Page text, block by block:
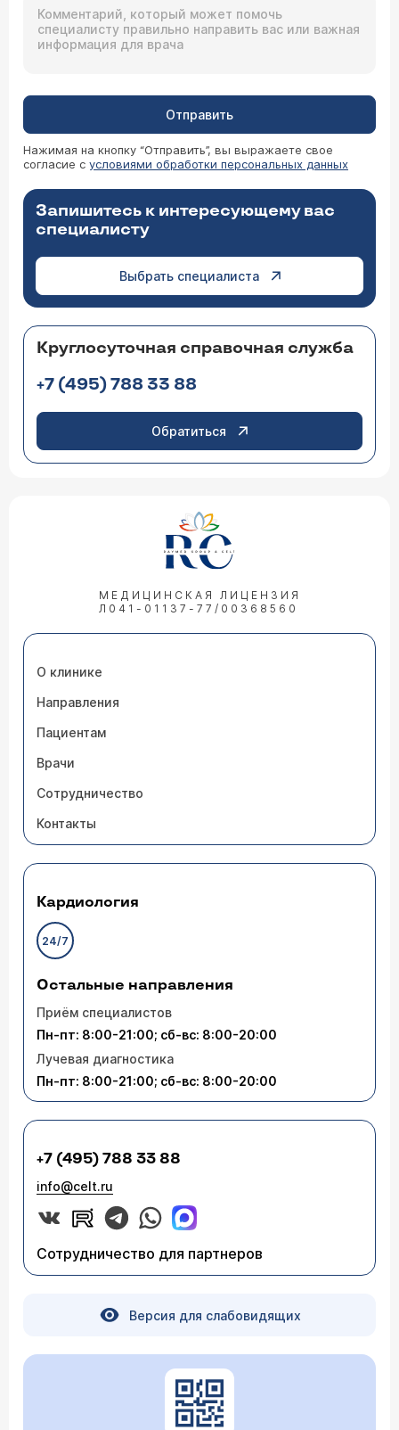
Отправить
Нажимая на кнопку “Отправить”, вы выражаете свое
согласие с условиями обработки персональных данных
Запишитесь к интересующему вас
специалисту
Выбрать специалиста
Круглосуточная справочная служба
+7 (495) 788 33 88
Обратиться
МЕДИЦИНСКАЯ ЛИЦЕНЗИЯ
Л041-01137-77/00368560
О клинике
Направления
Пациентам
Врачи
Сотрудничество
Контакты
Кардиология
24/7
Остальные направления
Приём специалистов
Пн-пт: 8:00-21:00; сб-вс: 8:00-20:00
Лучевая диагностика
Пн-пт: 8:00-21:00; сб-вс: 8:00-20:00
+7 (495) 788 33 88
info@celt.ru
Сотрудничество для партнеров
Версия для слабовидящих